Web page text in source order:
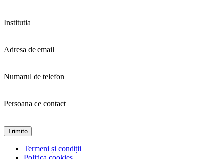
Institutia
Adresa de email
Numarul de telefon
Persoana de contact
Termeni și condiții
Politica cookies